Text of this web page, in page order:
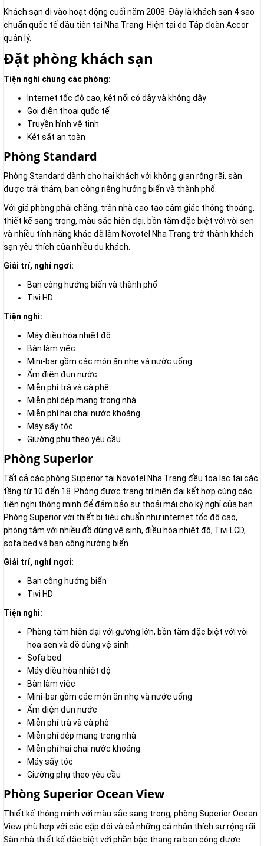
Khách sạn đi vào hoạt động cuối năm 2008. Đây là khách sạn 4 sao
chuẩn quốc tế đầu tiên tại Nha Trang. Hiện tại do Tập đoàn Accor
quản lý.
Đặt phòng khách sạn
Tiện nghi chung các phòng:
Internet tốc độ cao, kêt nối có dây và không dây
Gọi điện thoại quốc tế
Truyền hình vệ tinh
Két sắt an toàn
Phòng Standard
Phòng Standard dành cho hai khách với không gian rộng rãi, sàn
được trải thảm, ban công riêng hướng biển và thành phố.
Với giá phòng phải chăng, trần nhà cao tạo cảm giác thông thoáng,
thiết kế sang trọng, màu sắc hiện đại, bồn tắm đặc biệt với vòi sen
và nhiều tính năng khác đã làm Novotel Nha Trang trở thành khách
sạn yêu thích của nhiều du khách.
Giải trí, nghỉ ngơi:
Ban công hướng biển và thành phố
Tivi HD
Tiện nghi:
Máy điều hòa nhiệt độ
Bàn làm việc
Mini-bar gồm các món ăn nhẹ và nước uống
Ấm điện đun nước
Miễn phí trà và cà phê
Miễn phí dép mang trong nhà
Miễn phí hai chai nước khoáng
Máy sấy tóc
Giường phụ theo yêu cầu
Phòng Superior
Tất cả các phòng Superior tại Novotel Nha Trang đều tọa lạc tại các
tầng từ 10 đến 18. Phòng được trang trí hiện đại kết hợp cùng các
tiện nghi thông minh để đảm bảo sự thoải mái cho kỳ nghỉ của bạn.
Phòng Superior với thiết bị tiêu chuẩn như internet tốc độ cao,
phòng tắm với nhiều đồ dùng vệ sinh, điều hòa nhiệt độ, Tivi LCD,
sofa bed và ban công hướng biển.
Giải trí, nghỉ ngơi:
Ban công hướng biển
Tivi HD
Tiện nghi:
Phòng tắm hiện đại với gương lớn, bồn tắm đặc biệt với vòi
hoa sen và đồ dùng vệ sinh
Sofa bed
Máy điều hòa nhiệt độ
Bàn làm việc
Mini-bar gồm các món ăn nhẹ và nước uống
Ấm điện đun nước
Miễn phí trà và cà phê
Miễn phí dép mang trong nhà
Miễn phí hai chai nước khoáng
Máy sấy tóc
Giường phụ theo yêu cầu
Phòng Superior Ocean View
Thiết kế thông minh với màu sắc sang trọng, phòng Superior Ocean
View phù hợp với các cặp đôi và cả những cá nhân thích sự rộng rãi.
Sàn nhà thiết kế đặc biệt với phần bậc thang ra ban công được